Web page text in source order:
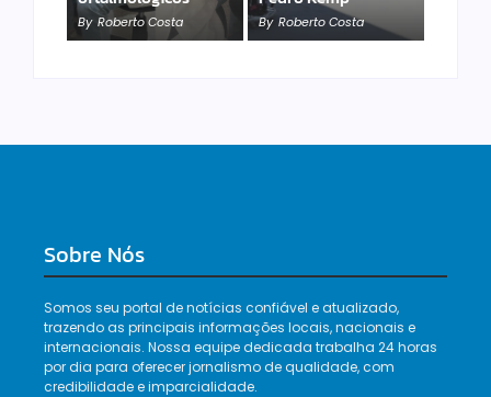
By Roberto Costa By Roberto Costa
By Roberto Costa
Sobre Nós
Somos seu portal de notícias confiável e atualizado,
trazendo as principais informações locais, nacionais e
internacionais. Nossa equipe dedicada trabalha 24 horas
por dia para oferecer jornalismo de qualidade, com
credibilidade e imparcialidade.